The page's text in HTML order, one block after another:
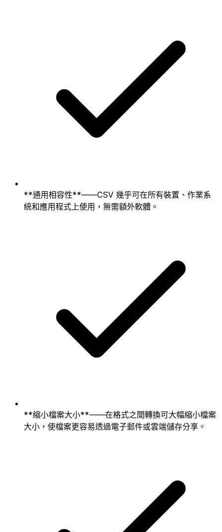
**通用相容性**——CSV 幾乎可在所有裝置、作業系
統和應用程式上使用，無需額外軟體。
**縮小檔案大小**——在格式之間轉換可大幅縮小檔案
大小，使檔案更容易透過電子郵件或雲端儲存分享。